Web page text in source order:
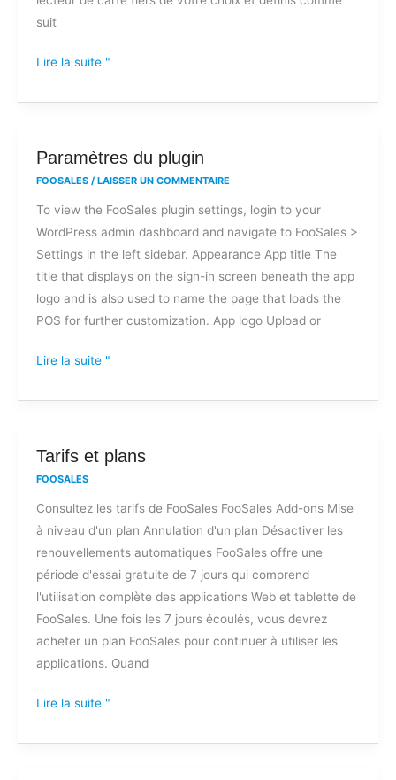
suit
lecteurs
de
tiers
Lire la suite "
Paramètres du plugin
FOOSALES / LAISSER UN COMMENTAIRE
To view the FooSales plugin settings, login to your
WordPress admin dashboard and navigate to FooSales >
Settings in the left sidebar. Appearance App title The
title that displays on the sign-in screen beneath the app
logo and is also used to name the page that loads the
POS for further customization. App logo Upload or
Paramètres
du
Lire la suite "
Tarifs et plans
FOOSALES
Consultez les tarifs de FooSales FooSales Add-ons Mise
à niveau d'un plan Annulation d'un plan Désactiver les
renouvellements automatiques FooSales offre une
période d'essai gratuite de 7 jours qui comprend
l'utilisation complète des applications Web et tablette de
FooSales. Une fois les 7 jours écoulés, vous devrez
acheter un plan FooSales pour continuer à utiliser les
applications. Quand
Tarifs
et
Lire la suite "